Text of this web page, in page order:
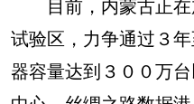
试验区，力争通过３
器容量达到３００万